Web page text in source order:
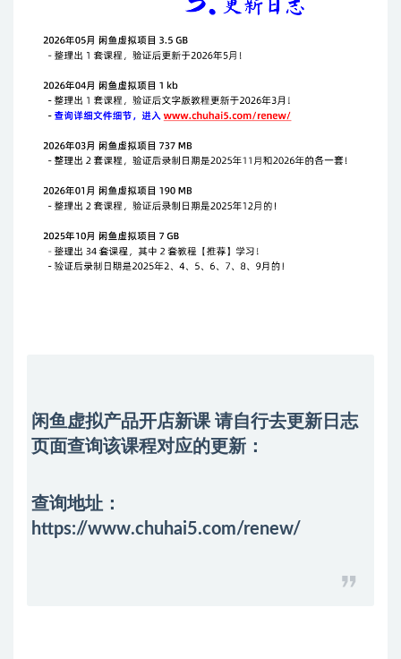
闲鱼虚拟产品开店新课 请自行去更新日志
页面查询该课程对应的更新：
查询地址：
https://www.chuhai5.com/renew/